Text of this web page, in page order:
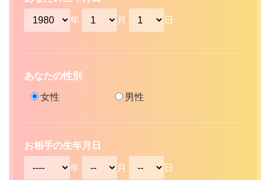
年 月 日
あなたの性別
女性 男性
お相手の生年月日
年 月 日